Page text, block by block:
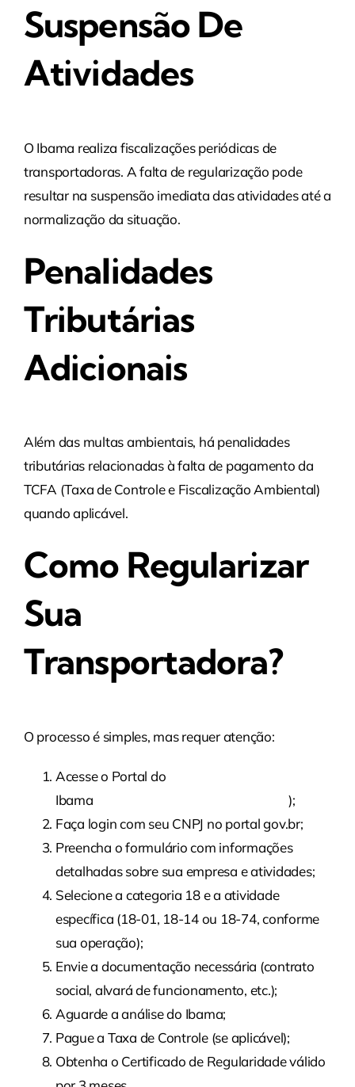
Suspensão De
Atividades
O Ibama realiza fiscalizações periódicas de
transportadoras. A falta de regularização pode
resultar na suspensão imediata das atividades até a
normalização da situação.
Penalidades
Tributárias
Adicionais
Além das multas ambientais, há penalidades
tributárias relacionadas à falta de pagamento da
TCFA (Taxa de Controle e Fiscalização Ambiental)
quando aplicável.
Como Regularizar
Sua
Transportadora?
O processo é simples, mas requer atenção:
Acesse o Portal do
Ibama
);
Faça login com seu CNPJ no portal gov.br;
Preencha o formulário com informações
detalhadas sobre sua empresa e atividades;
Selecione a categoria 18 e a atividade
específica (18-01, 18-14 ou 18-74, conforme
sua operação);
Envie a documentação necessária (contrato
social, alvará de funcionamento, etc.);
Aguarde a análise do Ibama;
Pague a Taxa de Controle (se aplicável);
Obtenha o Certificado de Regularidade válido